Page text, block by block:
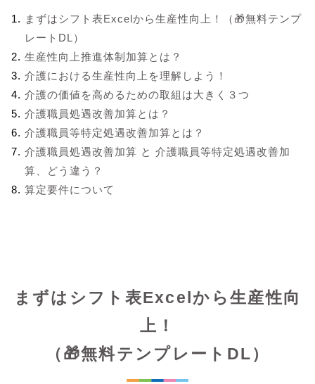
まずはシフト表Excelから生産性向上！（🎁無料テンプ
レートDL）
生産性向上推進体制加算とは？
介護における生産性向上を理解しよう！
介護の価値を高めるための取組は大きく３つ
介護職員処遇改善加算とは？
介護職員等特定処遇改善加算とは？
介護職員処遇改善加算 と 介護職員等特定処遇改善加
算、どう違う？
算定要件について
まずはシフト表Excelから生産性向
上！
（🎁無料テンプレートDL）